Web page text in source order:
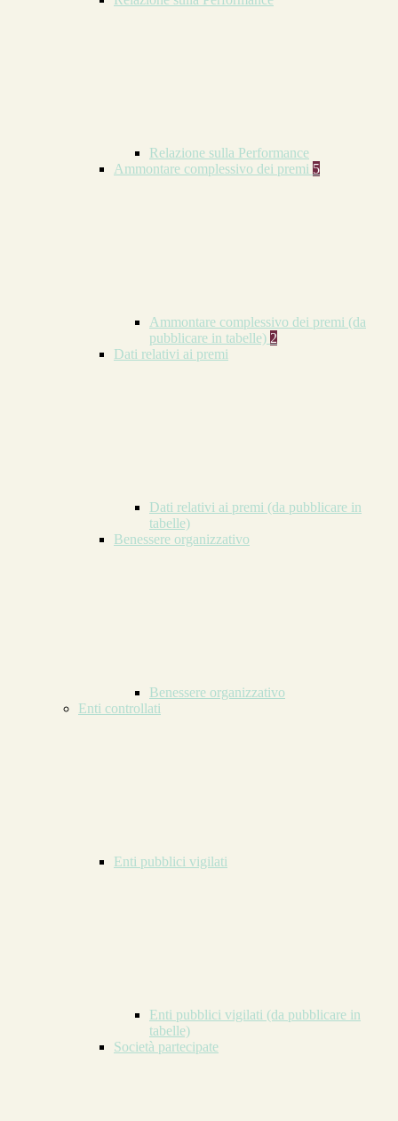
Relazione sulla Performance
Ammontare complessivo dei premi 5
Ammontare complessivo dei premi (da
pubblicare in tabelle) 2
Dati relativi ai premi
Dati relativi ai premi (da pubblicare in
tabelle)
Benessere organizzativo
Benessere organizzativo
Enti controllati
Enti pubblici vigilati
Enti pubblici vigilati (da pubblicare in
tabelle)
Società partecipate